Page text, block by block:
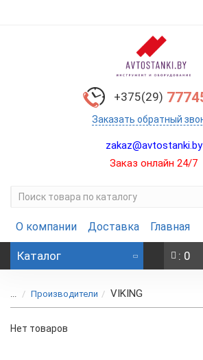
+375(29)
Заказать обратный
zakaz@avtostanki.by
Заказ онлайн 24/7
О компании Доставка Главная
Каталог : 0
... Производители VIKING
Нет товаров